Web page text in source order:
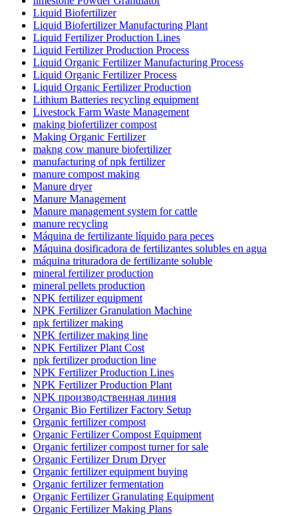
Liquid Biofertilizer
Liquid Biofertilizer Manufacturing Plant
Liquid Fertilizer Production Lines
Liquid Fertilizer Production Process
Liquid Organic Fertilizer Manufacturing Process
Liquid Organic Fertilizer Process
Liquid Organic Fertilizer Production
Lithium Batteries recycling equipment
Livestock Farm Waste Management
making biofertilizer compost
Making Organic Fertilizer
makng cow manure biofertilizer
manufacturing of npk fertilizer
manure compost making
Manure dryer
Manure Management
Manure management system for cattle
manure recycling
Máquina de fertilizante líquido para peces
Máquina dosificadora de fertilizantes solubles en agua
máquina trituradora de fertilizante soluble
mineral fertilizer production
mineral pellets production
NPK fertilizer equipment
NPK Fertilizer Granulation Machine
npk fertilizer making
NPK fertilizer making line
NPK Fertilizer Plant Cost
npk fertilizer production line
NPK Fertilizer Production Lines
NPK Fertilizer Production Plant
NPK производственная линия
Organic Bio Fertilizer Factory Setup
Organic fertilizer compost
Organic Fertilizer Compost Equipment
Organic fertilizer compost turner for sale
Organic Fertilizer Drum Dryer
Organic fertilizer equipment buying
Organic fertilizer fermentation
Organic Fertilizer Granulating Equipment
Organic Fertilizer Making Plans